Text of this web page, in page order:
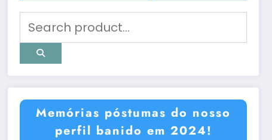
Memórias póstumas do nosso
perfil banido em 2024!